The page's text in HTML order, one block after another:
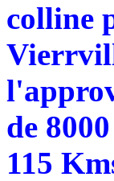
colline
de
115